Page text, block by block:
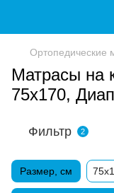
Ортопедические
Матрасы на
75х170,
Фильтр 2
Размер, см